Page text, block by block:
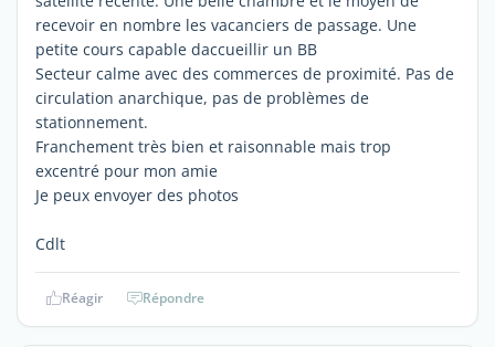
recevoir en nombre les vacanciers de passage. Une
petite cours capable daccueillir un BB
Secteur calme avec des commerces de proximité. Pas de
circulation anarchique, pas de problèmes de
stationnement.
Franchement très bien et raisonnable mais trop
excentré pour mon amie
Je peux envoyer des photos
Cdlt
Réagir Répondre